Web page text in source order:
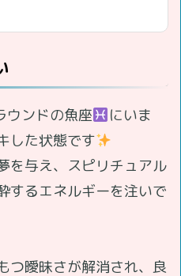
ウンドの魚座
にいま
した状態です
を与え、スピリチュアル
するエネルギーを注いで
つ曖昧さが解消され、良